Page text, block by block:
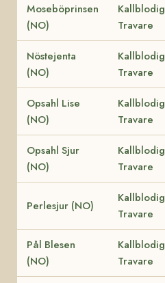
Moseböprinsen
(NO)
Kallblodig
Travare
Nöstejenta
(NO)
Kallblodig
Travare
Opsahl Lise
(NO)
Kallblodig
Travare
Opsahl Sjur
(NO)
Kallblodig
Travare
Perlesjur (NO)
Kallblodig
Travare
Pål Blesen
(NO)
Kallblodig
Travare